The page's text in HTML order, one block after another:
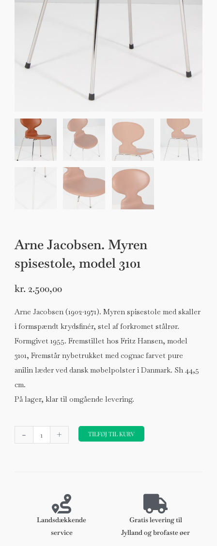
Sko til Arne Jacobsen stole
DKK 100,00
Arne Jacobsen. Myren
spisestole, model 3101
kr. 2.500,00
Arne Jacobsen (1902-1971). Myren spisestole med skaller
i formspændt krydsfinér, stel af forkromet stålrør.
Formgivet 1955. Fremstillet hos Fritz Hansen, model
3101, Fremstår nybetrukket med cognac farvet pure
anilin læder ved dansk møbelpolster i Danmark. Sh 44,5
cm.
På lager, klar til omgående levering.
-
Jacobsen.
Myren
+ TILFØJ TIL KURV
Landsdækkende
service
Gratis levering til
Jylland og brofaste øer